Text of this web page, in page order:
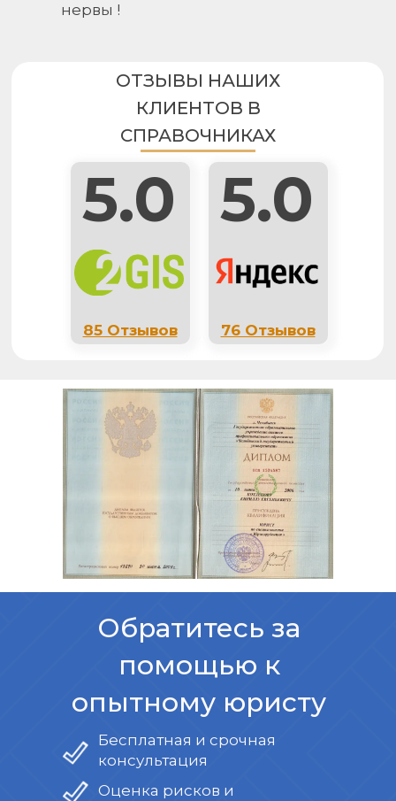
нервы !
5.0
76 Отзывов
5.0
85 Отзывов
ОТЗЫВЫ НАШИХ
КЛИЕНТОВ В
СПРАВОЧНИКАХ
Оценка рисков и
Бесплатная и срочная
консультация
Обратитесь за
помощью к
опытному юристу